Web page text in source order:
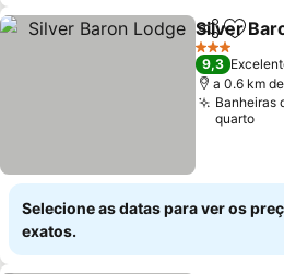
Partilhar
Silver
3 Estrelas
9,3
a 0.6 km
Banheiras
quarto
Selecione as datas para ver os
exatos.